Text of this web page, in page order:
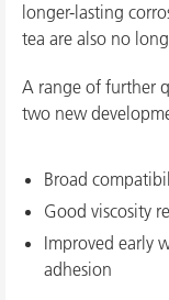
longer-lasting
tea are also no
A range of further
two new
Broad
Good viscosity
Improved early
adhesion